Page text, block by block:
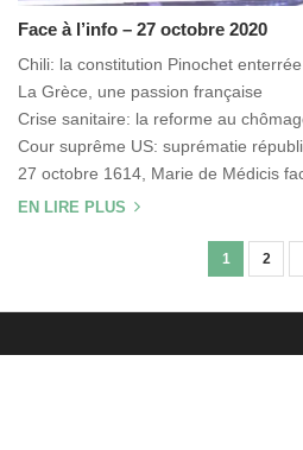
Face à l’info – 27 octobre 2020
Chili: la constitution Pinochet enterrée
La Grèce, une passion française
Crise sanitaire: la reforme au
Cour suprême US: suprématie
27 octobre 1614, Marie de Médicis
EN LIRE PLUS
a
1 2